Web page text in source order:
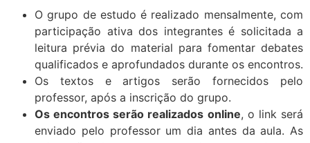
O grupo de estudo é realizado mensalmente, com
participação ativa dos integrantes é solicitada a
leitura prévia do material para fomentar debates
qualificados e aprofundados durante os encontros.
Os textos e artigos serão fornecidos pelo
professor, após a inscrição do grupo.
Os encontros serão realizados online, o link será
enviado pelo professor um dia antes da aula. As